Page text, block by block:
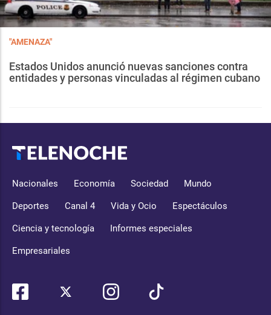
"AMENAZA"
Estados Unidos anunció nuevas sanciones contra
entidades y personas vinculadas al régimen cubano
Nacionales Economía Sociedad Mundo
Deportes Canal 4 Vida y Ocio Espectáculos
Ciencia y tecnología Informes especiales
Empresariales